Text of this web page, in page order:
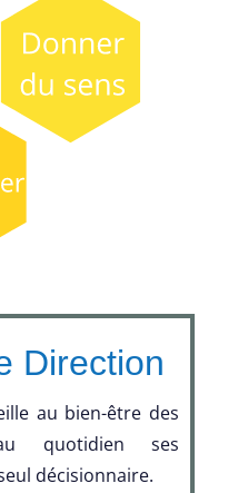
Direction
au bien-être des
quotidien ses
décisionnaire.